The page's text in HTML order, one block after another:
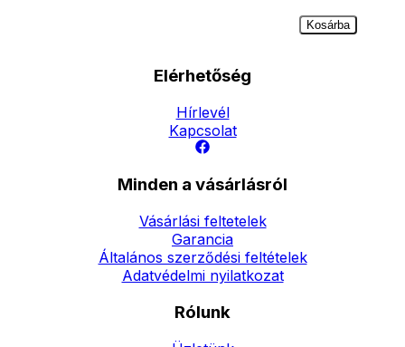
Kosárba
Elérhetőség
Hírlevél
Kapcsolat
Minden a vásárlásról
Vásárlási feltetelek
Garancia
Általános szerződési feltételek
Adatvédelmi nyilatkozat
Rólunk